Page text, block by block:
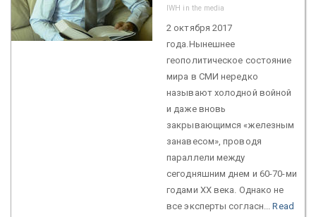
IWH in the media
2 октября 2017
года.Нынешнее
геополитическое состояние
мира в СМИ нередко
называют холодной войной
и даже вновь
закрывающимся «железным
занавесом», проводя
параллели между
сегодняшним днем и 60-70-ми
годами XX века. Однако не
все эксперты согласн...Read